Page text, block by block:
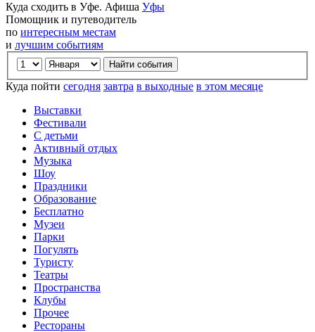
Куда сходить в Уфе. Афиша Уфы
Помощник и путеводитель
по интересным местам
и лучшим событиям
Куда пойти сегодня завтра в выходные в этом месяце
Выставки
Фестивали
С детьми
Активный отдых
Музыка
Шоу
Праздники
Образование
Бесплатно
Музеи
Парки
Погулять
Туристу
Театры
Пространства
Клубы
Прочее
Рестораны